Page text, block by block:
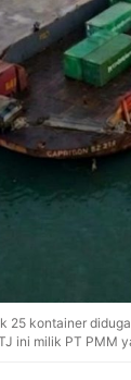
25 kontainer
ini milik PT PMM